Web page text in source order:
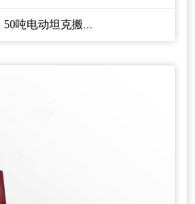
吨电动坦克搬...